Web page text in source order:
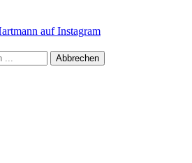
auf Instagram
Abbrechen